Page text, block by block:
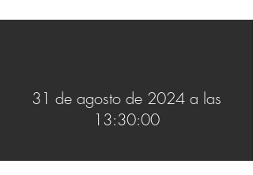
31 de agosto de 2024 a las
13:30:00